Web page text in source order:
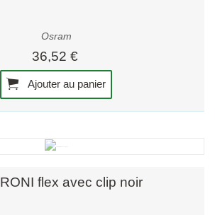
Osram
36,52 €
Ajouter au panier
flex avec clip noir